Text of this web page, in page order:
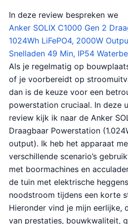
In deze review bespreken we
Anker SOLIX C1000 Gen 2
1024Wh LiFePO4, 2000W
Snelladen 49 Min, IP54
Als je regelmatig op
of je voorbereidt op
dan is de keuze voor een
powerstation cruciaal. In deze
review kijk ik naar de Anker
Draagbaar Powerstation
output). Ik heb het apparaat
verschillende scenario’s
met boormachines en
de tuin met elektrische
noodstroom tijdens een korte
Hieronder vind je mijn eerlijke,
van prestaties, bouwkwaliteit,